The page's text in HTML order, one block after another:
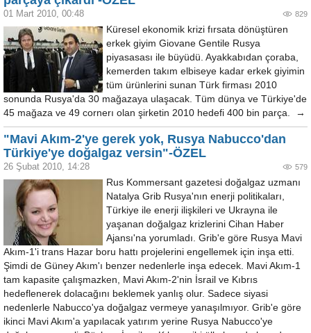
01 Mart 2010, 00:48 829
Küresel ekonomik krizi fırsata dönüştüren
erkek giyim Giovane Gentile Rusya
piyasasası ile büyüdü. Ayakkabıdan çoraba,
kemerden takım elbiseye kadar erkek giyimin
tüm ürünlerini sunan Türk firması 2010
sonunda Rusya'da 30 mağazaya ulaşacak. Tüm dünya ve Türkiye'de
45 mağaza ve 49 cornerı olan şirketin 2010 hedefi 400 bin parça. →
"Mavi Akım-2'ye gerek yok, Rusya Nabucco'dan
Türkiye'ye doğalgaz versin"-ÖZEL
26 Şubat 2010, 14:28 579
Rus Kommersant gazetesi doğalgaz uzmanı
Natalya Grib Rusya'nın enerji politikaları,
Türkiye ile enerji ilişkileri ve Ukrayna ile
yaşanan doğalgaz krizlerini Cihan Haber
Ajansı'na yorumladı. Grib'e göre Rusya Mavi
Akım-1'i trans Hazar boru hattı projelerini engellemek için inşa etti.
Şimdi de Güney Akım'ı benzer nedenlerle inşa edecek. Mavi Akım-1
tam kapasite çalışmazken, Mavi Akım-2'nin İsrail ve Kıbrıs
hedeflenerek dolacağını beklemek yanlış olur. Sadece siyasi
nedenlerle Nabucco'ya doğalgaz vermeye yanaşılmıyor. Grib'e göre
ikinci Mavi Akım'a yapılacak yatırım yerine Rusya Nabucco'ye